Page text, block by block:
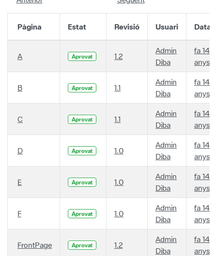
Pàgina Estat Revisió Usuari Data
A Aprovat 1.2
Admin
Diba
fa 14
anys
B Aprovat 1.1
Admin
Diba
fa 14
anys
C Aprovat 1.1
Admin
Diba
fa 14
anys
D Aprovat 1.0
Admin
Diba
fa 14
anys
E Aprovat 1.0
Admin
Diba
fa 14
anys
F Aprovat 1.0
Admin
Diba
fa 14
anys
FrontPage Aprovat 1.2
Admin
Diba
fa 14
anys